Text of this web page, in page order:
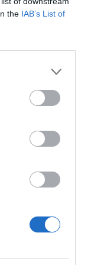
the IAB’s List of
megállapodás
létrejött megállapodást
előfizetéses